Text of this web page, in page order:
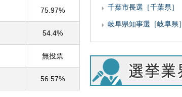
75.97%
54.4%
無投票
56.57%
千葉市長選［千葉県］
岐阜県知事選［岐阜県］